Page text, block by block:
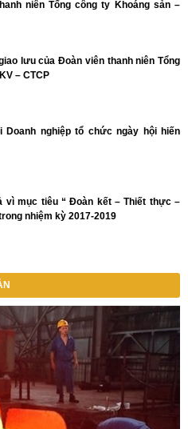
niên Tổng công ty Khoáng sản –
lưu của Đoàn viên thanh niên Tổng
– CTCP
Doanh nghiệp tổ chức ngày hội hiến
vì mục tiêu “ Đoàn kết – Thiết thực –
nhiệm kỳ 2017-2019